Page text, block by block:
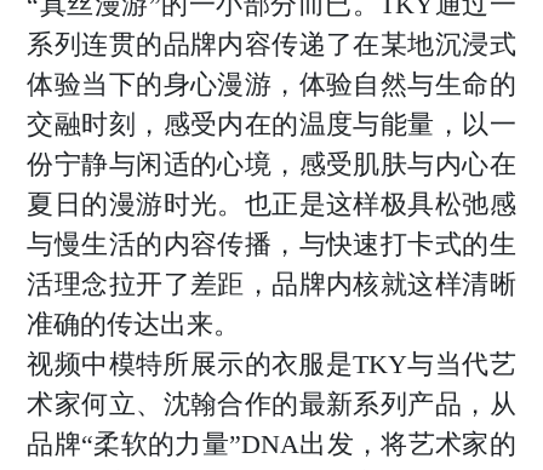
系列连贯的品牌内容传递了在某地沉浸式
体验当下的身心漫游，体验自然与生命的
交融时刻，感受内在的温度与能量，以一
份宁静与闲适的心境，感受肌肤与内心在
夏日的漫游时光。也正是这样极具松弛感
与慢生活的内容传播，与快速打卡式的生
活理念拉开了差距，品牌内核就这样清晰
准确的传达出来。
视频中模特所展示的衣服是TKY与当代艺
术家何立、沈翰合作的最新系列产品，从
品牌“柔软的力量”DNA出发，将艺术家的